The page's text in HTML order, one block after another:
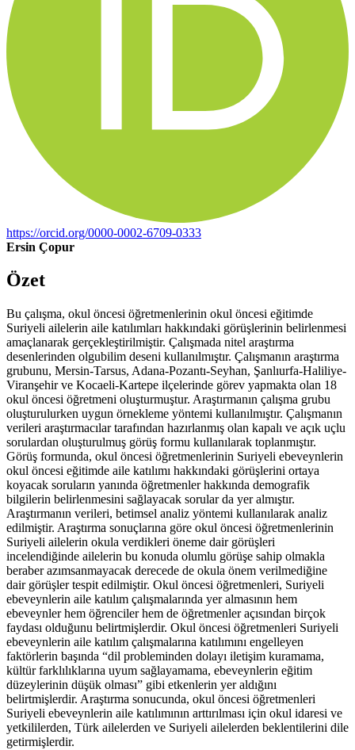
https://orcid.org/0000-0002-6709-0333
Ersin Çopur
Özet
Bu çalışma, okul öncesi öğretmenlerinin okul öncesi eğitimde
Suriyeli ailelerin aile katılımları hakkındaki görüşlerinin belirlenmesi
amaçlanarak gerçekleştirilmiştir. Çalışmada nitel araştırma
desenlerinden olgubilim deseni kullanılmıştır. Çalışmanın araştırma
grubunu, Mersin-Tarsus, Adana-Pozantı-Seyhan, Şanlıurfa-Haliliye-
Viranşehir ve Kocaeli-Kartepe ilçelerinde görev yapmakta olan 18
okul öncesi öğretmeni oluşturmuştur. Araştırmanın çalışma grubu
oluşturulurken uygun örnekleme yöntemi kullanılmıştır. Çalışmanın
verileri araştırmacılar tarafından hazırlanmış olan kapalı ve açık uçlu
sorulardan oluşturulmuş görüş formu kullanılarak toplanmıştır.
Görüş formunda, okul öncesi öğretmenlerinin Suriyeli ebeveynlerin
okul öncesi eğitimde aile katılımı hakkındaki görüşlerini ortaya
koyacak soruların yanında öğretmenler hakkında demografik
bilgilerin belirlenmesini sağlayacak sorular da yer almıştır.
Araştırmanın verileri, betimsel analiz yöntemi kullanılarak analiz
edilmiştir. Araştırma sonuçlarına göre okul öncesi öğretmenlerinin
Suriyeli ailelerin okula verdikleri öneme dair görüşleri
incelendiğinde ailelerin bu konuda olumlu görüşe sahip olmakla
beraber azımsanmayacak derecede de okula önem verilmediğine
dair görüşler tespit edilmiştir. Okul öncesi öğretmenleri, Suriyeli
ebeveynlerin aile katılım çalışmalarında yer almasının hem
ebeveynler hem öğrenciler hem de öğretmenler açısından birçok
faydası olduğunu belirtmişlerdir. Okul öncesi öğretmenleri Suriyeli
ebeveynlerin aile katılım çalışmalarına katılımını engelleyen
faktörlerin başında “dil probleminden dolayı iletişim kuramama,
kültür farklılıklarına uyum sağlayamama, ebeveynlerin eğitim
düzeylerinin düşük olması” gibi etkenlerin yer aldığını
belirtmişlerdir. Araştırma sonucunda, okul öncesi öğretmenleri
Suriyeli ebeveynlerin aile katılımının arttırılması için okul idaresi ve
yetkililerden, Türk ailelerden ve Suriyeli ailelerden beklentilerini dile
getirmişlerdir.